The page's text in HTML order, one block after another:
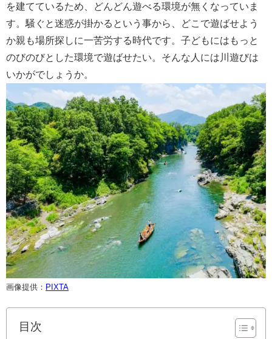
を建てているため、どんどん遊べる環境が無くなっていま
す。騒ぐと迷惑が掛かるという事から、どこで遊ばせよう
か親も場所探しに一苦労する時代です。子どもにはもっと
のびのびとした環境で遊ばせたい。そんな人には川遊びは
いかがでしょうか。
画像提供： PIXTA
目次